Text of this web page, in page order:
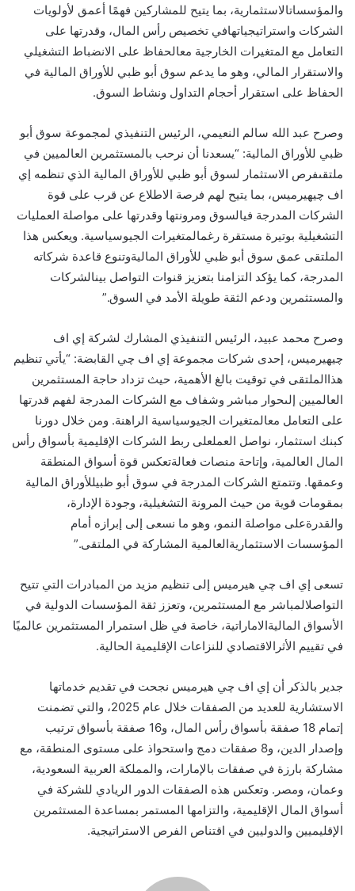
والمؤسساتالاستثمارية، بما يتيح للمشاركين فهمًا أعمق لأولويات
الشركات واستراتيجياتهافي تخصيص رأس المال، وقدرتها على
التعامل مع المتغيرات الخارجية معالحفاظ على الانضباط التشغيلي
والاستقرار المالي، وهو ما يدعم سوق أبو ظبي للأوراق المالية في
الحفاظ على استقرار أحجام التداول ونشاط السوق.
وصرح عبد الله سالم النعيمي، الرئيس التنفيذي لمجموعة سوق أبو
ظبي للأوراق المالية: “يسعدنا أن نرحب بالمستثمرين العالميين في
ملتقىفرص الاستثمار لسوق أبو ظبي للأوراق المالية الذي تنظمه إي
اف چيهيرميس، بما يتيح لهم فرصة الاطلاع عن قرب على قوة
الشركات المدرجة فيالسوق ومرونتها وقدرتها على مواصلة العمليات
التشغيلية بوتيرة مستقرة رغمالمتغيرات الجيوسياسية. ويعكس هذا
الملتقى عمق سوق أبو ظبي للأوراق الماليةوتنوع قاعدة شركاته
المدرجة، كما يؤكد التزامنا بتعزيز قنوات التواصل بينالشركات
والمستثمرين ودعم الثقة طويلة الأمد في السوق.”
وصرح محمد عبيد، الرئيس التنفيذي المشارك لشركة إي اف
چيهيرميس، إحدى شركات مجموعة إي اف چي القابضة: “يأتي تنظيم
هذاالملتقى في توقيت بالغ الأهمية، حيث تزداد حاجة المستثمرين
العالميين إلىحوار مباشر وشفاف مع الشركات المدرجة لفهم قدرتها
على التعامل معالمتغيرات الجيوسياسية الراهنة. ومن خلال دورنا
كبنك استثمار، نواصل العملعلى ربط الشركات الإقليمية بأسواق رأس
المال العالمية، وإتاحة منصات فعالةتعكس قوة أسواق المنطقة
وعمقها. وتتمتع الشركات المدرجة في سوق أبو ظبيللأوراق المالية
بمقومات قوية من حيث المرونة التشغيلية، وجودة الإدارة،
والقدرةعلى مواصلة النمو، وهو ما نسعى إلى إبرازه أمام
المؤسسات الاستثماريةالعالمية المشاركة في الملتقى.”
تسعى إي اف چي هيرميس إلى تنظيم مزيد من المبادرات التي تتيح
التواصلالمباشر مع المستثمرين، وتعزز ثقة المؤسسات الدولية في
الأسواق الماليةالاماراتية، خاصة في ظل استمرار المستثمرين عالميًا
في تقييم الأثر الاقتصادي للنزاعات الإقليمية الحالية.
جدير بالذكر أن إي اف چي هيرميس نجحت في تقديم خدماتها
الاستشارية للعديد من الصفقات خلال عام 2025
، والتي تضمنت
إتمام 18 صفقة بأسواق رأس المال، و16 صفقة بأسواق
ترتيب
وإصدار الدين، و8 صفقات دمج واستحواذ على مستوى المنطقة،
مع
مشاركة بارزة في صفقات بالإمارات، والمملكة العربية السعودية،
وعمان، ومصر. وتعكس هذه الصفقات الدور الريادي للشركة في
أسواق المال الإقليمية، والتزامها المستمر بمساعدة المستثمرين
الإقليميين والدوليين في اقتناص الفرص الاستراتيجية.